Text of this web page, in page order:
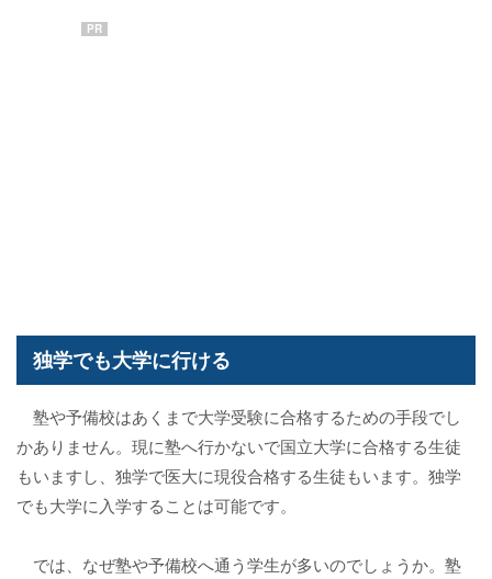
PR
独学でも大学に行ける
塾や予備校はあくまで大学受験に合格するための手段でし
かありません。現に塾へ行かないで国立大学に合格する生徒
もいますし、独学で医大に現役合格する生徒もいます。独学
でも大学に入学することは可能です。
では、なぜ塾や予備校へ通う学生が多いのでしょうか。塾